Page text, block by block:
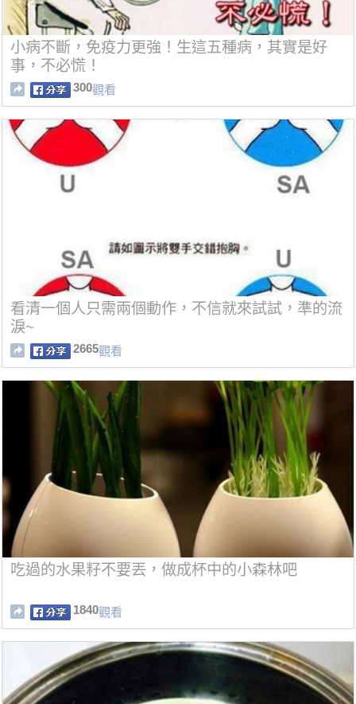
小病不斷，免疫力更強！生這五種病，其實是好
事，不必慌！
300觀看
看清一個人只需兩個動作，不信就來試試，準的流
淚~
2665觀看
吃過的水果籽不要丟，做成杯中的小森林吧
1840觀看